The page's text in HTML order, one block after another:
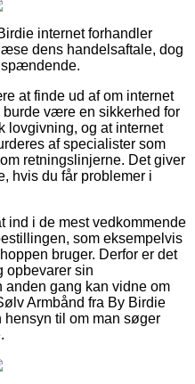
internet forhandler
dens handelsaftale, dog
spændende.
at finde ud af om internet
være en sikkerhed for
lovgivning, og at internet
af specialister som
retningslinjerne. Det giver
hvis du får problemer i
ind i de mest vedkommende
som eksempelvis
bruger. Derfor er det
opbevarer sin
anden gang kan vidne om
Armbånd fra By Birdie
hensyn til om man søger